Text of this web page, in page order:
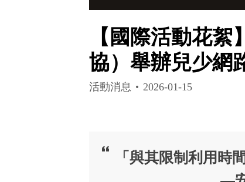
【國際活動花
協）舉辦兒少網
活動消息 2026-01-15
「與其限制利用時